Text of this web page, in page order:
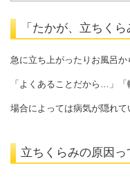
「たかが、立ちく
急に立ち上がったりお風呂か
「よくあることだから…」
場合によっては病気が隠れ
立ちくらみの原因っ